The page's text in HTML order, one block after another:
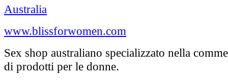
Australia
www.blissforwomen.com
Sex shop australiano specializzato nella
di prodotti per le donne.